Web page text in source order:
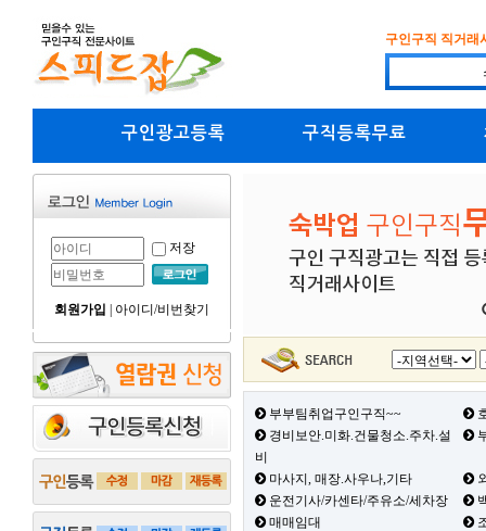
구인구직 직거래
구인광고등록 구직등록무료
저장
회원가입 아이디/비번찾기
부부팀취업구인구직~~
경비보안.미화.건물청소.주차.설
비
마사지, 매장.사우나,기타
운전기사/카센타/주유소/세차장
매매임대